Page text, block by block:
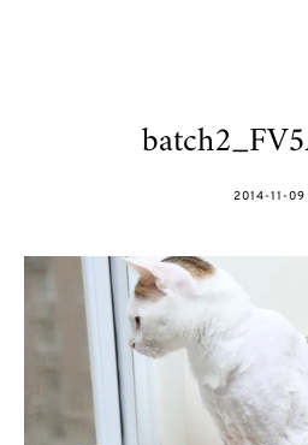
POSTED
2014-11-09